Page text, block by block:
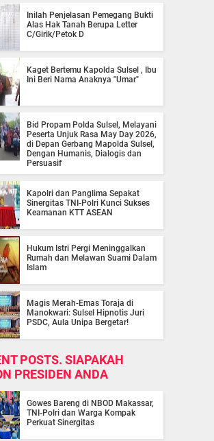
Inilah Penjelasan Pemegang Bukti
Alas Hak Tanah Berupa Letter
C/Girik/Petok D
Kaget Bertemu Kapolda Sulsel , Ibu
Ini Beri Nama Anaknya "Umar"
Bid Propam Polda Sulsel, Melayani
Peserta Unjuk Rasa May Day 2026,
di Depan Gerbang Mapolda Sulsel,
Dengan Humanis, Dialogis dan
Persuasif
Kapolri dan Panglima Sepakat
Sinergitas TNI-Polri Kunci Sukses
Keamanan KTT ASEAN
Hukum Istri Pergi Meninggalkan
Rumah dan Melawan Suami Dalam
Islam
Magis Merah-Emas Toraja di
Manokwari: Sulsel Hipnotis Juri
PSDC, Aula Unipa Bergetar!
POSTS. SIAPAKAH
PRESIDEN ANDA
Gowes Bareng di NBOD Makassar,
TNI-Polri dan Warga Kompak
Perkuat Sinergitas